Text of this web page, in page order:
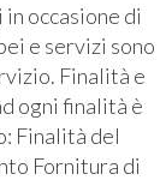
occasione di
e servizi sono
Finalità e
ogni finalità è
Finalità del
Fornitura di